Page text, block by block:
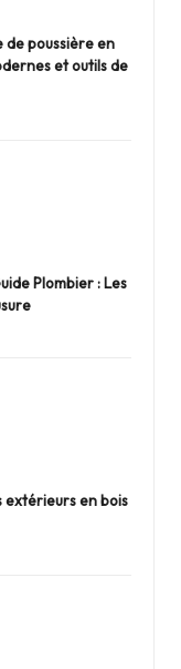
de poussière en
et outils de
Plombier : Les
extérieurs en bois